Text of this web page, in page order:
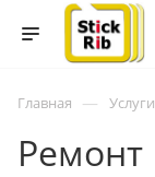
Главная — Услуги
Ремонт